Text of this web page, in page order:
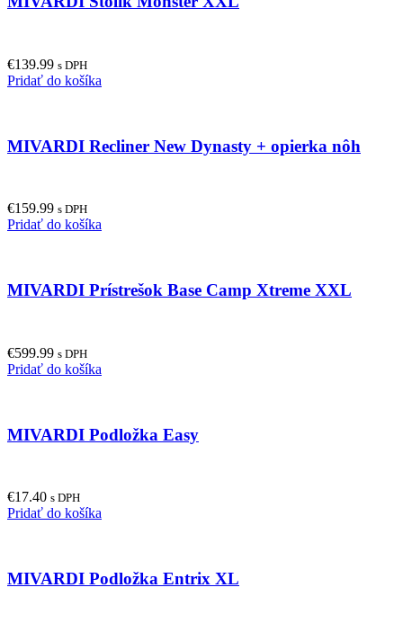
€139.99 s DPH
Pridať do košíka
MIVARDI Recliner New Dynasty + opierka nôh
€159.99 s DPH
Pridať do košíka
MIVARDI Prístrešok Base Camp Xtreme XXL
€599.99 s DPH
Pridať do košíka
MIVARDI Podložka Easy
€17.40 s DPH
Pridať do košíka
MIVARDI Podložka Entrix XL